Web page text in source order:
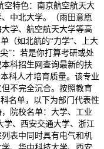
空特色：南京航空航天大
中北大学。（雨田意愿
学、航空航天大学等高
（如北航的“力学”、上大
”：若是你打算考研或处
科招生网查询最新的扶
科人才培育质量。该专业
不完全沉合。按照教育
名单，以下为部门代表性
院校名单：大学、工业
学、西安交通大学、浙江
表中同时具有电气和机